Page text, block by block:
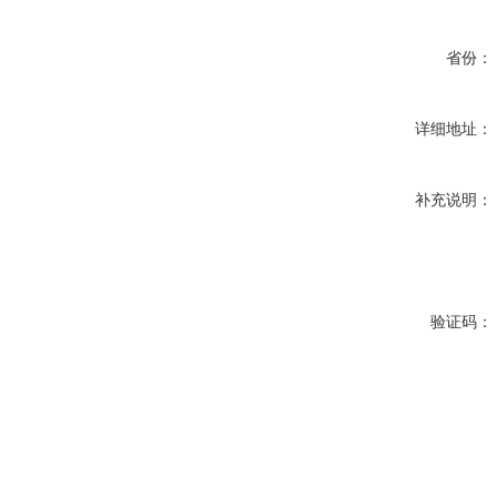
省份：
详细地址：
补充说明：
验证码：